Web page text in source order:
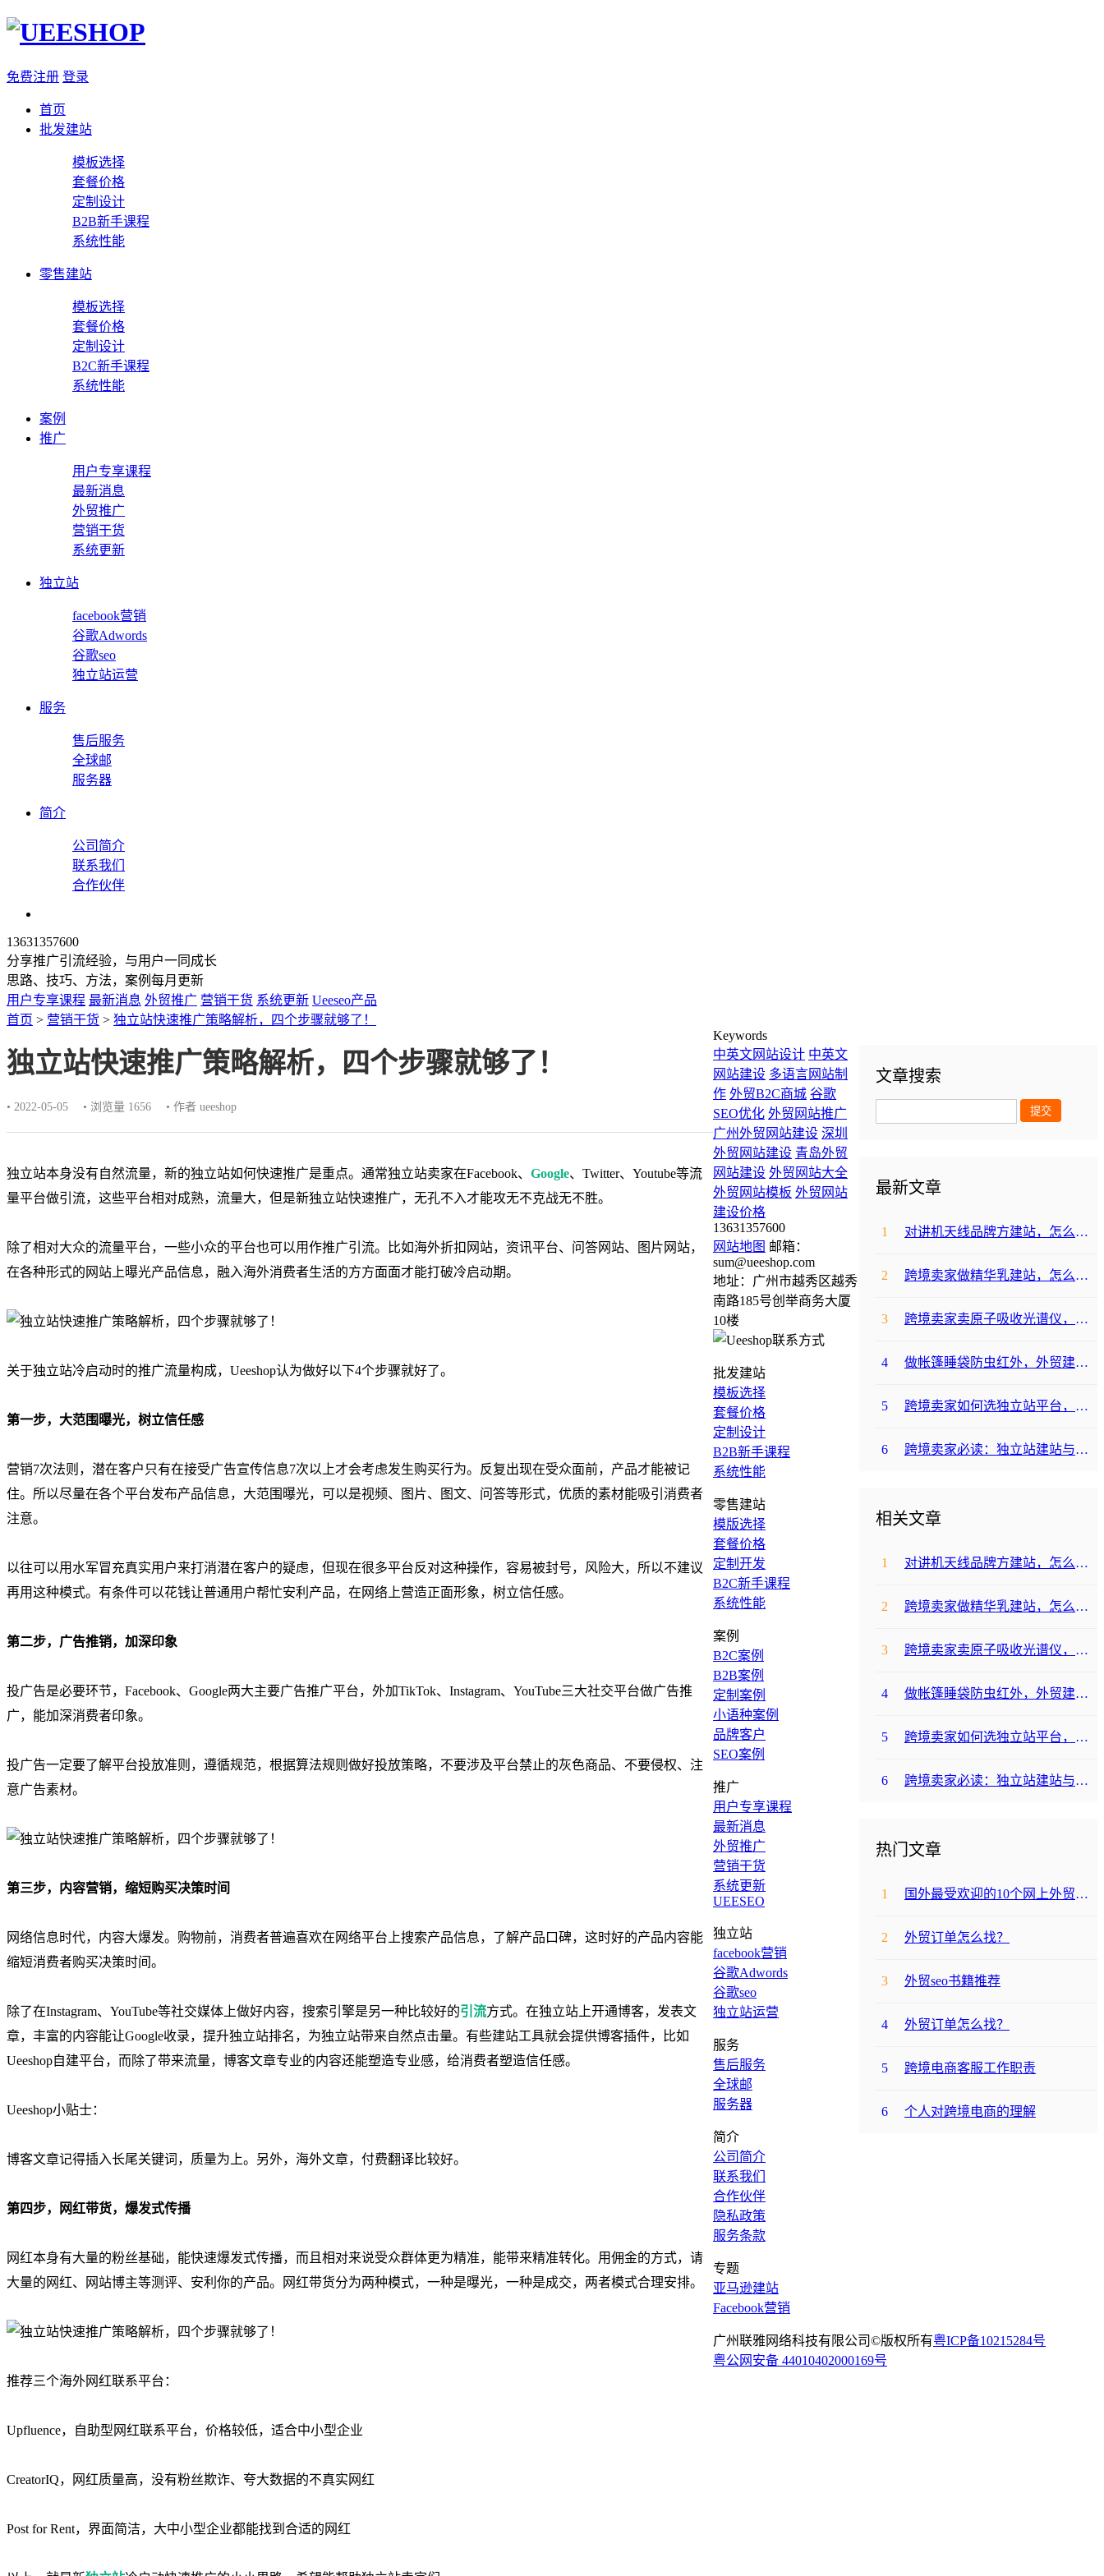
免费注册 登录
首页
批发建站
模板选择
套餐价格
定制设计
B2B新手课程
系统性能
零售建站
模板选择
套餐价格
定制设计
B2C新手课程
系统性能
案例
推广
用户专享课程
最新消息
外贸推广
营销干货
系统更新
独立站
facebook营销
谷歌Adwords
谷歌seo
独立站运营
服务
售后服务
全球邮
服务器
简介
公司简介
联系我们
合作伙伴
13631357600
分享推广引流经验，与用户一同成长
思路、技巧、方法，案例每月更新
用户专享课程 最新消息 外贸推广 营销干货 系统更新 Ueeseo产品
首页 > 营销干货 > 独立站快速推广策略解析，四个步骤就够了！
独立站快速推广策略解析，四个步骤就够了！
• 2022-05-05 • 浏览量 1656 • 作者 ueeshop
独立站本身没有自然流量，新的独立站如何快速推广是重点。通常独立站卖家在Facebook、 Google、Twitter、Youtube等流
量平台做引流，这些平台相对成熟，流量大，但是新独立站快速推广，无孔不入才能攻无不克战无不胜。
除了相对大众的流量平台，一些小众的平台也可以用作推广引流。比如海外折扣网站，资讯平台、问答网站、图片网站，
在各种形式的网站上曝光产品信息，融入海外消费者生活的方方面面才能打破冷启动期。
关于独立站冷启动时的推广流量构成，Ueeshop认为做好以下4个步骤就好了。
第一步，大范围曝光，树立信任感
营销7次法则，潜在客户只有在接受广告宣传信息7次以上才会考虑发生购买行为。反复出现在受众面前，产品才能被记
住。所以尽量在各个平台发布产品信息，大范围曝光，可以是视频、图片、图文、问答等形式，优质的素材能吸引消费者
注意。
以往可以用水军冒充真实用户来打消潜在客户的疑虑，但现在很多平台反对这种操作，容易被封号，风险大，所以不建议
再用这种模式。有条件可以花钱让普通用户帮忙安利产品，在网络上营造正面形象，树立信任感。
第二步，广告推销，加深印象
投广告是必要环节，Facebook、Google两大主要广告推广平台，外加TikTok、Instagram、YouTube三大社交平台做广告推
广，能加深消费者印象。
投广告一定要了解平台投放准则，遵循规范，根据算法规则做好投放策略，不要涉及平台禁止的灰色商品、不要侵权、注
意广告素材。
第三步，内容营销，缩短购买决策时间
网络信息时代，内容大爆发。购物前，消费者普遍喜欢在网络平台上搜索产品信息，了解产品口碑，这时好的产品内容能
缩短消费者购买决策时间。
除了在Instagram、YouTube等社交媒体上做好内容，搜索引擎是另一种比较好的引流方式。在独立站上开通博客，发表文
章，丰富的内容能让Google收录，提升独立站排名，为独立站带来自然点击量。有些建站工具就会提供博客插件，比如
Ueeshop自建平台，而除了带来流量，博客文章专业的内容还能塑造专业感，给消费者塑造信任感。
Ueeshop小贴士：
博客文章记得插入长尾关键词，质量为上。另外，海外文章，付费翻译比较好。
第四步，网红带货，爆发式传播
网红本身有大量的粉丝基础，能快速爆发式传播，而且相对来说受众群体更为精准，能带来精准转化。用佣金的方式，请
大量的网红、网站博主等测评、安利你的产品。网红带货分为两种模式，一种是曝光，一种是成交，两者模式合理安排。
推荐三个海外网红联系平台：
Upfluence，自助型网红联系平台，价格较低，适合中小型企业
CreatorIQ，网红质量高，没有粉丝欺诈、夸大数据的不真实网红
Post for Rent，界面简洁，大中小型企业都能找到合适的网红
文章搜索
最新文章
1 对讲机天线品牌方建站，怎么降低成本啊？
2 跨境卖家做精华乳建站，怎么选合适提升转化？
3 跨境卖家卖原子吸收光谱仪，选哪个建站平台合适？
4 做帐篷睡袋防虫红外，外贸建站平台哪个合适？
5 跨境卖家如何选独立站平台，降低运动水袋架包建站成本？
6 跨境卖家必读：独立站建站与支付，帐篷睡袋防虫露如何避坑降成本？
相关文章
1 对讲机天线品牌方建站，怎么降低成本啊？
2 跨境卖家做精华乳建站，怎么选合适提升转化？
3 跨境卖家卖原子吸收光谱仪，选哪个建站平台合适？
4 做帐篷睡袋防虫红外，外贸建站平台哪个合适？
5 跨境卖家如何选独立站平台，降低运动水袋架包建站成本？
6 跨境卖家必读：独立站建站与支付，帐篷睡袋防虫露如何避坑降成本？
热门文章
1 国外最受欢迎的10个网上外贸购物网站
2 外贸订单怎么找？
3 外贸seo书籍推荐
4 外贸订单怎么找？
5 跨境电商客服工作职责
6 个人对跨境电商的理解
Keywords
中英文网站设计 中英文
网站建设 多语言网站制
作 外贸B2C商城 谷歌
SEO优化 外贸网站推广
广州外贸网站建设 深圳
外贸网站建设 青岛外贸
网站建设 外贸网站大全
外贸网站模板 外贸网站
建设价格
13631357600
网站地图 邮箱：
sum@ueeshop.com
地址：广州市越秀区越秀
南路185号创举商务大厦
10楼
批发建站
模板选择
套餐价格
定制设计
B2B新手课程
系统性能
零售建站
模版选择
套餐价格
定制开发
B2C新手课程
系统性能
案例
B2C案例
B2B案例
定制案例
小语种案例
品牌客户
SEO案例
推广
用户专享课程
最新消息
外贸推广
营销干货
系统更新
UEESEO
独立站
facebook营销
谷歌Adwords
谷歌seo
独立站运营
服务
售后服务
全球邮
服务器
简介
公司简介
联系我们
合作伙伴
隐私政策
服务条款
专题
亚马逊建站
Facebook营销
广州联雅网络科技有限公司©版权所有粤ICP备10215284号
粤公网安备 44010402000169号